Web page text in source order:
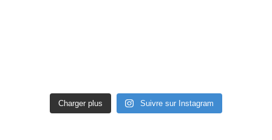
Charger plus Suivre sur Instagram